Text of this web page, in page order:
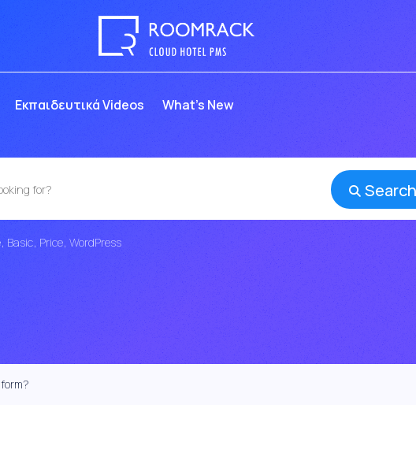
Eκπαιδευτικά Videos What’s New
Search
Basic Price WordPress